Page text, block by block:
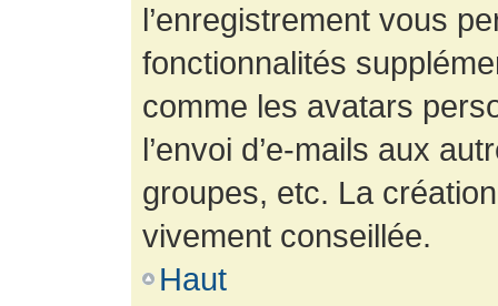
l’enregistrement vous
fonctionnalités
comme les avatars
l’envoi d’e-mails aux
groupes, etc. La
vivement conseillée.
Haut